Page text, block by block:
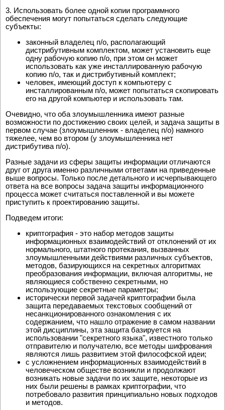
3. Использовать более одной копии программного
обеспечения могут попытаться сделать следующие
субъекты:
законный владелец п/о, располагающий
дистрибутивным комплектом, может установить еще
одну рабочую копию п/о, при этом он может
использовать как уже инсталлированную рабочую
копию п/о, так и дистрибутивный комплект;
человек, имеющий доступ к компьютеру с
инсталлированным п/о, может попытаться скопировать
его на другой компьютер и использовать там.
Очевидно, что оба злоумышленника имеют разные
возможности по достижению своих целей, и задача защиты в
первом случае (злоумышленник - владелец п/о) намного
тяжелее, чем во втором (у злоумышленника нет
дистрибутива п/о).
Разные задачи из сферы защиты информации отличаются
друг от друга именно различными ответами на приведенные
выше вопросы. Только после детального и исчерпывающего
ответа на все вопросы задача защиты информационного
процесса может считаться поставленной и вы можете
приступить к проектированию защиты.
Подведем итоги:
криптография - это набор методов защиты
информационных взаимодействий от отклонений от их
нормального, штатного протекания, вызванных
злоумышленными действиями различных субъектов,
методов, базирующихся на секретных алгоритмах
преобразования информации, включая алгоритмы, не
являющиеся собственно секретными, но
использующие секретные параметры;
исторически первой задачей криптографии была
защита передаваемых текстовых сообщений от
несанкционированного ознакомления с их
содержанием, что нашло отражение в самом названии
этой дисциплины, эта защита базируется на
использовании "секретного языка", известного только
отправителю и получателю, все методы шифрования
являются лишь развитием этой философской идеи;
с усложнением информационных взаимодействий в
человеческом обществе возникли и продолжают
возникать новые задачи по их защите, некоторые из
них были решены в рамках криптографии, что
потребовало развития принципиально новых подходов
и методов.